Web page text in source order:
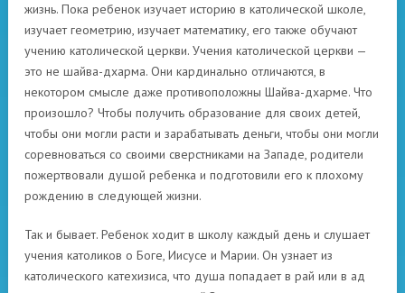
жизнь. Пока ребенок изучает историю в католической школе,
изучает геометрию, изучает математику, его также обучают
учению католической церкви. Учения католической церкви —
это не шайва-дхарма. Они кардинально отличаются, в
некотором смысле даже противоположны Шайва-дхарме. Что
произошло? Чтобы получить образование для своих детей,
чтобы они могли расти и зарабатывать деньги, чтобы они могли
соревноваться со своими сверстниками на Западе, родители
пожертвовали душой ребенка и подготовили его к плохому
рождению в следующей жизни.
Так и бывает. Ребенок ходит в школу каждый день и слушает
учения католиков о Боге, Иисусе и Марии. Он узнает из
католического катехизиса, что душа попадает в рай или в ад